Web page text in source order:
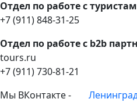
Отдел по работе с
+7 (911) 848-31-25
Отдел по работе с b2b
tours.ru
+7 (911) 730-81-21
Мы ВКонтакте -